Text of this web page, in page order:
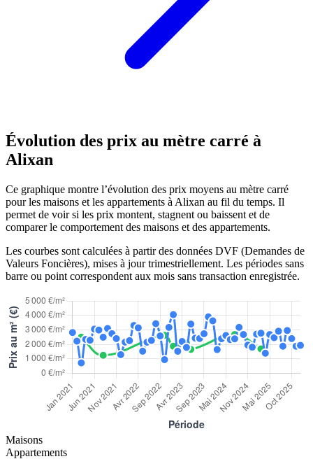
Évolution des prix au mètre carré à
Alixan
Ce graphique montre l’évolution des prix moyens au mètre carré
pour les maisons et les appartements à Alixan au fil du temps. Il
permet de voir si les prix montent, stagnent ou baissent et de
comparer le comportement des maisons et des appartements.
Les courbes sont calculées à partir des données DVF (Demandes de
Valeurs Foncières), mises à jour trimestriellement. Les périodes sans
barre ou point correspondent aux mois sans transaction enregistrée.
Maisons
Appartements